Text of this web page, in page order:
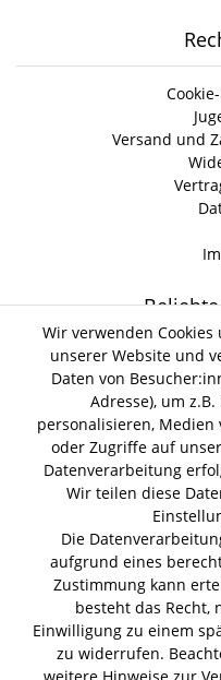
Versand und
Gin Tonic Kokoswasser
Erdnussöl Alpako
Henry Hendrick s Gin
Tomaten Boar Gin
Fever Tree 1724
Lifestyle &
Tor 1 I
Unsere
Wir verwenden
unserer Website und
Daten von
Adresse), um
personalisieren,
oder Zugriffe auf
Datenverarbeitung
Wir teilen diese
Die
aufgrund eines
Zustimmung kann
besteht das
Einwilligung zu einem
zu widerrufen.